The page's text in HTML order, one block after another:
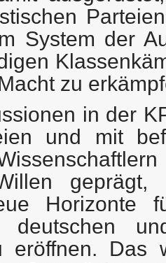
System der
zu
in der
und mit
geprägt,
Horizonte
deutschen
eröffnen. Das